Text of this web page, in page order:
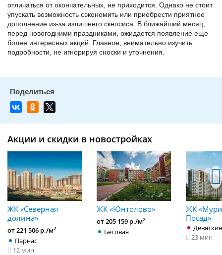
отличаться от окончательных, не приходится. Однако не стоит
упускать возможность сэкономить или приобрести приятное
дополнение из-за излишнего скепсиса. В ближайший месяц,
перед новогодними праздниками, ожидается появление еще
более интересных акций. Главное, внимательно изучить
подробности, не игнорируя сноски и уточнения.
Акции и скидки в новостройках
ЖК «Северная
долина»
от 221 506 р./м2
Парнас
12 мин
ЖК «Юнтолово»
от 205 159 р./м2
Беговая
ЖК
Посад»
23 мин